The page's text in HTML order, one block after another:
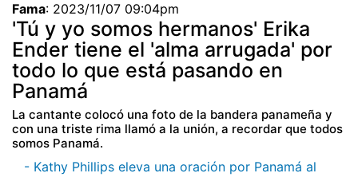
Fama: 2023/11/07 09:04pm
'Tú y yo somos hermanos' Erika
Ender tiene el 'alma arrugada' por
todo lo que está pasando en
Panamá
La cantante colocó una foto de la bandera panameña y
con una triste rima llamó a la unión, a recordar que todos
somos Panamá.
- Kathy Phillips eleva una oración por Panamá al